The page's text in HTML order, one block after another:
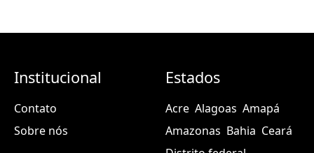
Institucional
Contato
Sobre nós
Estados
Acre Alagoas Amapá
Amazonas Bahia Ceará